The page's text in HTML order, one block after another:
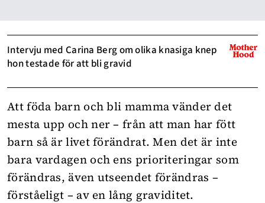
Intervju med Carina Berg om olika knasiga knep
hon testade för att bli gravid
Att föda barn och bli mamma vänder det
mesta upp och ner – från att man har fött
barn så är livet förändrat. Men det är inte
bara vardagen och ens prioriteringar som
förändras, även utseendet förändras –
förståeligt – av en lång graviditet.